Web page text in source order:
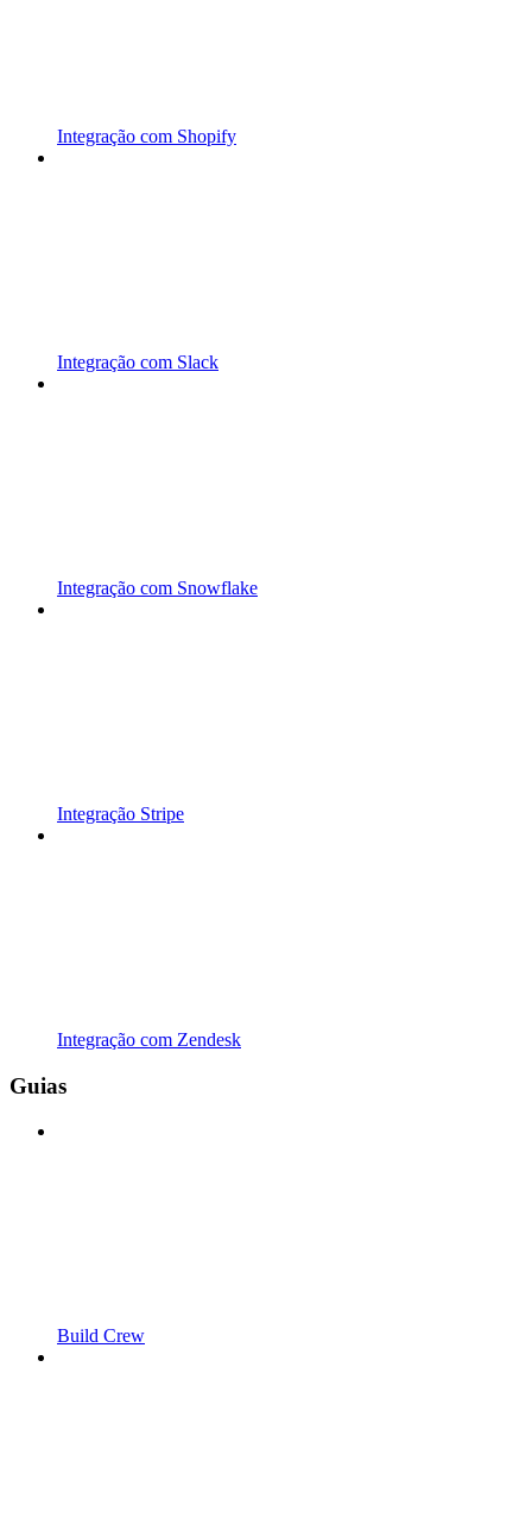
Integração com Shopify
Integração com Slack
Integração com Snowflake
Integração Stripe
Integração com Zendesk
Guias
Build Crew